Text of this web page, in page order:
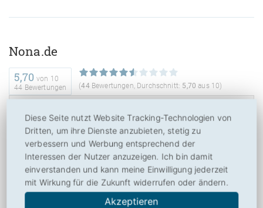
Nona.de
5,70 von 10
44 Bewertungen
(44Bewertungen, Durchschnitt: 5,70 aus 10)
Diese Seite nutzt Website Tracking-Technologien von
Dritten, um ihre Dienste anzubieten, stetig zu
verbessern und Werbung entsprechend der
Interessen der Nutzer anzuzeigen. Ich bin damit
einverstanden und kann meine Einwilligung jederzeit
mit Wirkung für die Zukunft widerrufen oder ändern.
Akzeptieren